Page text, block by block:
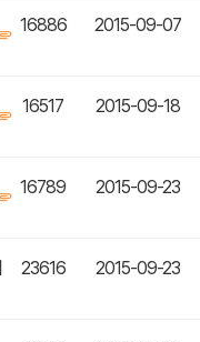
16886 2015-09-07
16517 2015-09-18
16789 2015-09-23
23616 2015-09-23